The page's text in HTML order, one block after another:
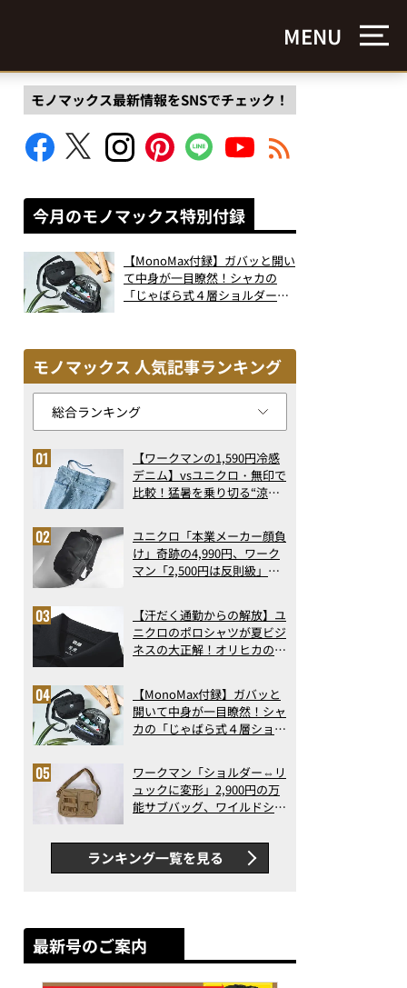
MENU
モノマックス最新情報をSNSでチェック！
今月のモノマックス特別付録
【MonoMax付録】ガバッと開い
て中身が一目瞭然！シャカの
「じゃばら式４層ショルダーバ
モノマックス 人気記事ランキング
【ワークマンの1,590円冷感
デニム】vsユニクロ・無印で
比較！猛暑を乗り切る“涼感
で決定版
ユニクロ「本業メーカー顔負
け」奇跡の4,990円、ワーク
マン「2,500円は反則級」凄
ト3】（2026年6月版）
【汗だく通勤からの解放】ユ
ニクロのポロシャツが夏ビジ
ネスの大正解！オリヒカの透
アの実力
【MonoMax付録】ガバッと
開いて中身が一目瞭然！シャ
カの「じゃばら式４層ショル
った！
ワークマン「ショルダー⇔リ
ュックに変形」2,900円の万
能サブバッグ、ワイルドシン
録…ほか【休日バッグの人気
記事ランキングベスト3】
（2026年6月版）
ランキング一覧を見る
最新号のご案内